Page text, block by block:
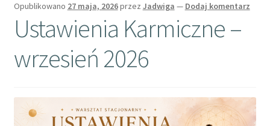
Opublikowano 27 maja, 2026przez Jadwiga — Dodaj komentarz
Ustawienia Karmiczne –
wrzesień 2026